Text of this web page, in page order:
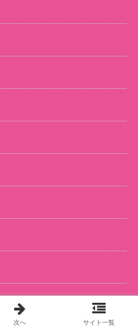
次へ サイト一覧